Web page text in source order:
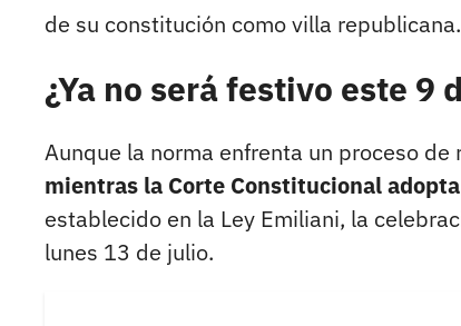
de su constitución como villa republicana.
¿Ya no será festivo este 9
Aunque la norma enfrenta un proceso de
mientras la Corte Constitucional
establecido en la Ley Emiliani, la
lunes 13 de julio.